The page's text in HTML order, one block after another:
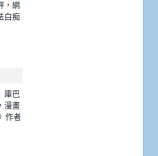
，網
白痴
庫巴
漫畫
作者